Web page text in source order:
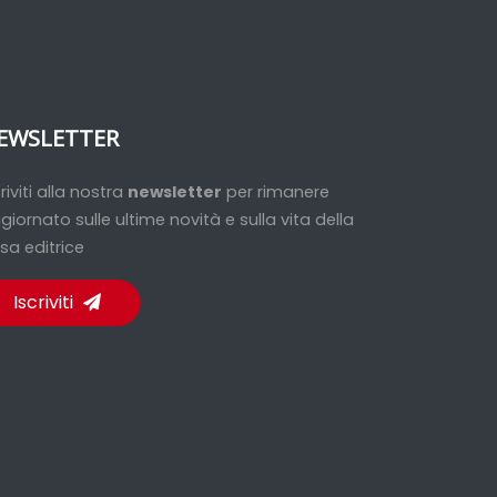
alla nostra newsletter per rimanere
sulle ultime novità e sulla vita della
editrice
Iscriviti